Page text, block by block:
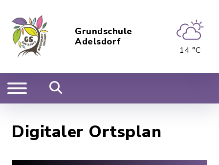
Grundschule
Adelsdorf
14 °C
Digitaler Ortsplan